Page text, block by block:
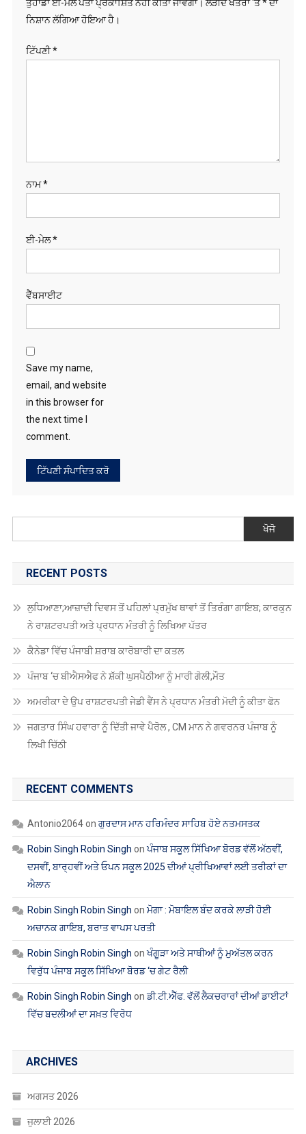
ਵੈੱਬਸਾਈਟ
in this browser for
RECENT POSTS
ਪੰਜਾਬ ‘ਚ ਬੀਐਸਐਫ ਨੇ ਸ਼ੱਕੀ ਘੁਸਪੈਠੀਆ ਨੂੰ ਮਾਰੀ ਗੋਲੀ,ਮੌਤ
ਅਮਰੀਕਾ ਦੇ ਉਪ ਰਾਸ਼ਟਰਪਤੀ ਜੇਡੀ ਵੈਂਸ ਨੇ ਪ੍ਰਧਾਨ ਮੰਤਰੀ ਮੋਦੀ ਨੂੰ ਕੀਤਾ ਫੋਨ
ਜਗਤਾਰ ਸਿੰਘ ਹਵਾਰਾ ਨੂੰ ਦਿੱਤੀ ਜਾਵੇ ਪੈਰੋਲ , CM ਮਾਨ ਨੇ ਗਵਰਨਰ ਪੰਜਾਬ ਨੂੰ
ਲਿਖੀ ਚਿੱਠੀ
RECENT COMMENTS
Antonio2064onਗੁਰਦਾਸ ਮਾਨ ਹਰਿਮੰਦਰ ਸਾਹਿਬ ਹੋਏ ਨਤਮਸਤਕ
Robin Singh Robin Singh
ਐਲਾਨ
ਅਚਾਨਕ ਗਾਇਬ, ਬਰਾਤ ਵਾਪਸ ਪਰਤੀ
Robin Singh Robin Singh on ਖੰਗੂੜਾ ਅਤੇ ਸਾਥੀਆਂ ਨੂੰ ਮੁਅੱਤਲ ਕਰਨ
ਵਿਰੁੱਧ ਪੰਜਾਬ ਸਕੂਲ ਸਿੱਖਿਆ ਬੋਰਡ ‘ਚ ਗੇਟ ਰੈਲੀ
Robin Singh Robin Singhonਡੀ.ਟੀ.ਐੱਫ. ਵੱਲੋਂ ਲੈਕਚਰਾਰਾਂ ਦੀਆਂ ਡਾਈਟਾਂ
ਵਿੱਚ ਬਦਲੀਆਂ ਦਾ ਸਖ਼ਤ ਵਿਰੋਧ
ARCHIVES
ਅਗਸਤ 2026
ਜੁਲਾਈ 2026
ਮਈ 2026
ਅਪ੍ਰੈਲ 2026
ਮਾਰਚ 2026